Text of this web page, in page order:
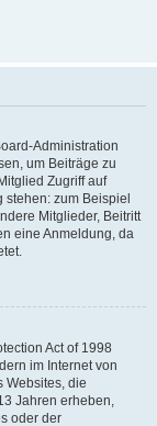
Administration
um Beiträge zu
Zugriff auf
zum Beispiel
Mitglieder, Beitritt
eine Anmeldung, da
Act of 1998
im Internet von
Websites, die
Jahren erheben,
oder der